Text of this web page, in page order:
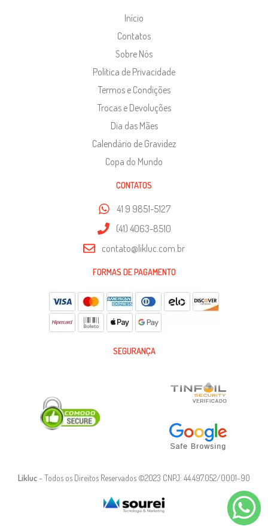
Início
Contatos
Sobre Nós
Política de Privacidade
Termos e Condições
Trocas e Devoluções
Dia das Mães
Calendário de Gravidez
Copa do Mundo
CONTATOS
41 9 9851-5127
(41) 4063-8510
contato@likluc.com.br
FORMAS DE PAGAMENTO
SEGURANÇA
Likluc– Todos os Direitos Reservados ©2023 CNPJ: 44.497.052/0001-90